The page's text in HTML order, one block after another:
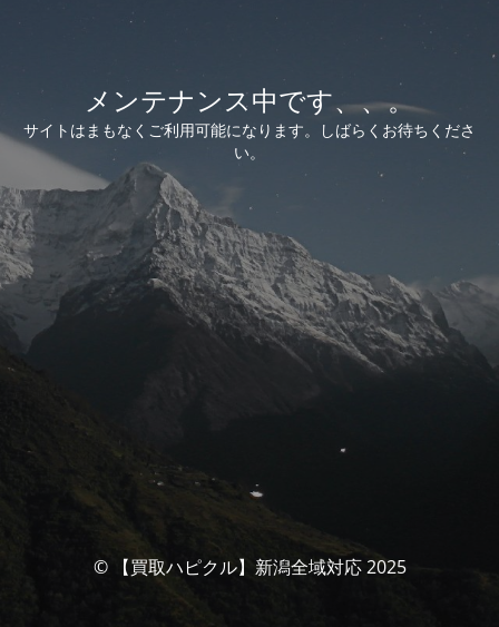
メンテナンス中です、、。
サイトはまもなくご利用可能になります。しばらくお待ちくださ
い。
© 【買取ハピクル】新潟全域対応 2025